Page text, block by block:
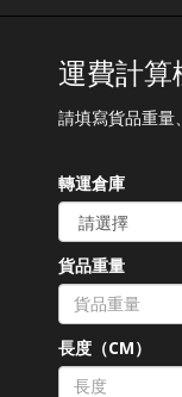
運費計算
請填寫貨品重量
轉運倉庫
貨品重量
長度（CM）